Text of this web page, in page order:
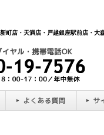
店・天満店・戸越銀座駅前店・大